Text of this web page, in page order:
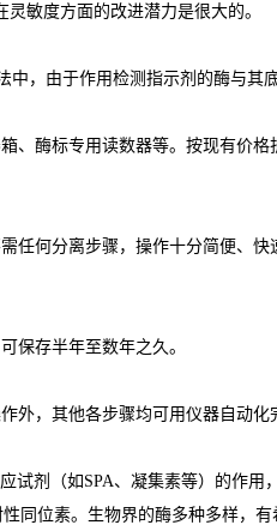
灵敏度方面的改进潜力是很大的。
中，由于作用检测指示剂的酶与其
、酶标专用读数器等。按现有价
任何分离步骤，操作十分简便、
保存半年至数年之久。
外，其他各步骤均可用仪器自动
试剂（如 SPA、凝集素等）的作用
同位素。生物界的酶多种多样，